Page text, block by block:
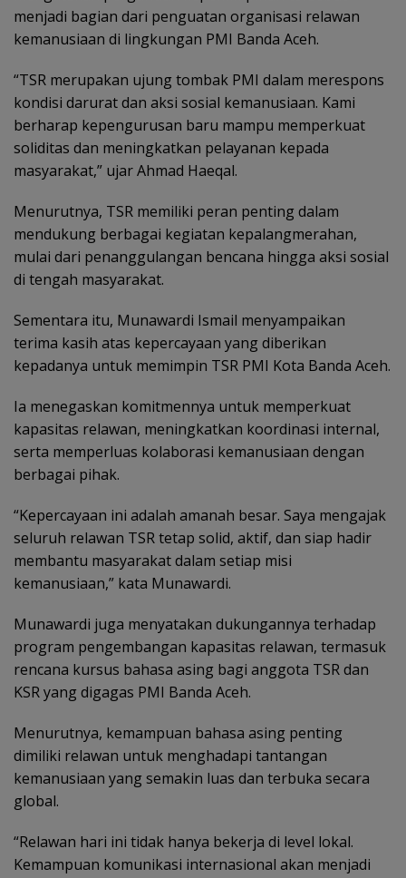
menjadi bagian dari penguatan organisasi relawan
kemanusiaan di lingkungan PMI Banda Aceh.
“TSR merupakan ujung tombak PMI dalam merespons
kondisi darurat dan aksi sosial kemanusiaan. Kami
berharap kepengurusan baru mampu memperkuat
soliditas dan meningkatkan pelayanan kepada
masyarakat,” ujar Ahmad Haeqal.
Menurutnya, TSR memiliki peran penting dalam
mendukung berbagai kegiatan kepalangmerahan,
mulai dari penanggulangan bencana hingga aksi sosial
di tengah masyarakat.
Sementara itu, Munawardi Ismail menyampaikan
terima kasih atas kepercayaan yang diberikan
kepadanya untuk memimpin TSR PMI Kota Banda Aceh.
Ia menegaskan komitmennya untuk memperkuat
kapasitas relawan, meningkatkan koordinasi internal,
serta memperluas kolaborasi kemanusiaan dengan
berbagai pihak.
“Kepercayaan ini adalah amanah besar. Saya mengajak
seluruh relawan TSR tetap solid, aktif, dan siap hadir
membantu masyarakat dalam setiap misi
kemanusiaan,” kata Munawardi.
Munawardi juga menyatakan dukungannya terhadap
program pengembangan kapasitas relawan, termasuk
rencana kursus bahasa asing bagi anggota TSR dan
KSR yang digagas PMI Banda Aceh.
Menurutnya, kemampuan bahasa asing penting
dimiliki relawan untuk menghadapi tantangan
kemanusiaan yang semakin luas dan terbuka secara
global.
“Relawan hari ini tidak hanya bekerja di level lokal.
Kemampuan komunikasi internasional akan menjadi